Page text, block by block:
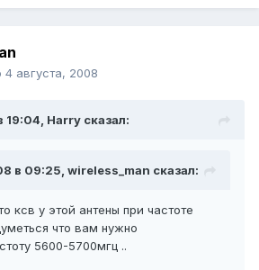
4 августа, 2008
Harry сказал:
в 09:25, wireless_man сказал:
ксв у этой антены при частоте
что вам нужно
5600-5700мгц ..